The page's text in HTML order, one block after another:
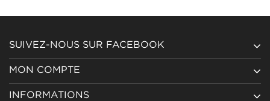
SUIVEZ-NOUS SUR FACEBOOK
MON COMPTE
INFORMATIONS